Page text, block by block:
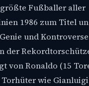
Fußballer aller
1986 zum Titel
und
der
von Ronaldo (15
wie Gianluigi